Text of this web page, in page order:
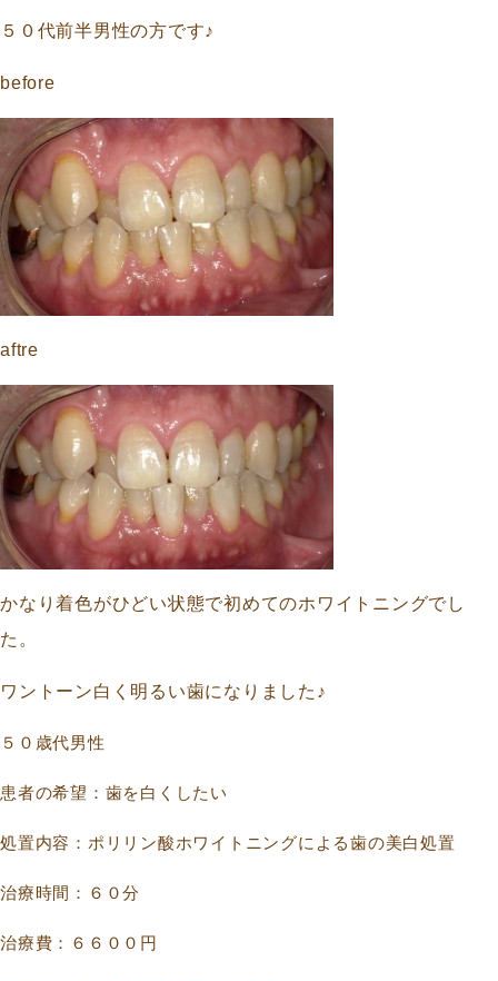
５０代前半男性の方です♪
before
aftre
かなり着色がひどい状態で初めてのホワイトニングでし
た。
ワントーン白く明るい歯になりました♪
５０歳代男性
患者の希望：歯を白くしたい
処置内容：ポリリン酸ホワイトニングによる歯の美白処置
治療時間：６０分
治療費：６６００円